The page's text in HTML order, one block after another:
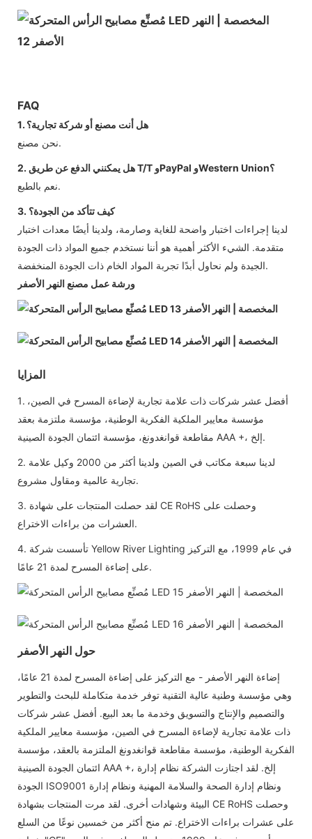
FAQ
1. هل أنت مصنع أو شركة تجارية؟
نحن مصنع.
2. هل يمكنني الدفع عن طريق T/T وPayPal وWestern Union؟
نعم بالطبع.
3. كيف تتأكد من الجودة؟
لدينا إجراءات اختبار واضحة للغاية وصارمة، ولدينا أيضًا معدات اختبار
متقدمة. الشيء الأكثر أهمية هو أننا نستخدم جميع المواد ذات الجودة
الجيدة ولم نحاول أبدًا تجربة المواد الخام ذات الجودة المنخفضة.
ورشة عمل مصنع النهر الأصفر
المزايا
1. أفضل عشر شركات ذات علامة تجارية لإضاءة المسرح في الصين،
مؤسسة معايير الملكية الفكرية الوطنية، مؤسسة ملتزمة بعقد
مقاطعة قوانغدونغ، مؤسسة ائتمان الجودة الصينية AAA +، إلخ.
2. لدينا سبعة مكاتب في الصين ولدينا أكثر من 2000 وكيل علامة
تجارية عالمية ومقاول مشروع.
3. لقد حصلت المنتجات على شهادة CE RoHS وحصلت على
العشرات من براءات الاختراع.
4. تأسست شركة Yellow River Lighting في عام 1999، مع التركيز
على إضاءة المسرح لمدة 21 عامًا.
حول النهر الأصفر
إضاءة النهر الأصفر - مع التركيز على إضاءة المسرح لمدة 21 عامًا،
وهي مؤسسة وطنية عالية التقنية توفر خدمة متكاملة للبحث والتطوير
والتصميم والإنتاج والتسويق وخدمة ما بعد البيع. أفضل عشر شركات
ذات علامة تجارية لإضاءة المسرح في الصين، مؤسسة معايير الملكية
الفكرية الوطنية، مؤسسة مقاطعة قوانغدونغ الملتزمة بالعقد، مؤسسة
ائتمان الجودة الصينية AAA +، إلخ. لقد اجتازت الشركة نظام إدارة
الجودة ISO9001 ونظام إدارة الصحة والسلامة المهنية ونظام إدارة
البيئة وشهادات أخرى. لقد مرت المنتجات بشهادة CE RoHS وحصلت
على عشرات براءات الاختراع. تم منح أكثر من خمسين نوعًا من السلع